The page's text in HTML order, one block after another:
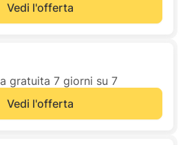
Vedi l'offerta
gratuita 7 giorni su 7
Vedi l'offerta